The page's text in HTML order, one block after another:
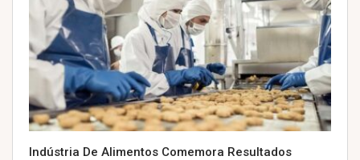
Indústria De Alimentos Comemora Resultados